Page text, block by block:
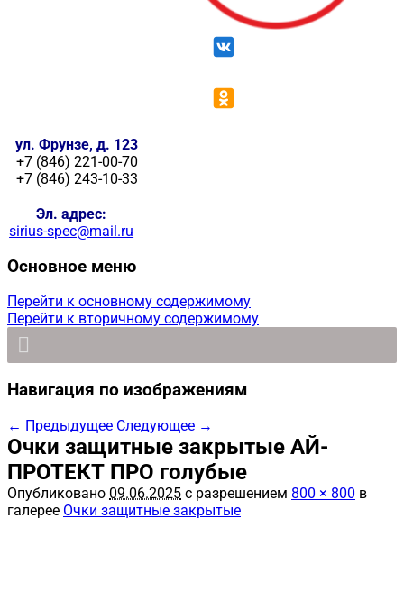
ул. Фрунзе, д. 123
+7 (846) 221-00-70
+7 (846) 243-10-33
Эл. адрес:
sirius-spec@mail.ru
Основное меню
Перейти к основному содержимому
Перейти к вторичному содержимому
Навигация по изображениям
← Предыдущее Следующее →
Очки защитные закрытые АЙ-
ПРОТЕКТ ПРО голубые
Опубликовано 09.06.2025 с разрешением 800 × 800 в
галерее Очки защитные закрытые